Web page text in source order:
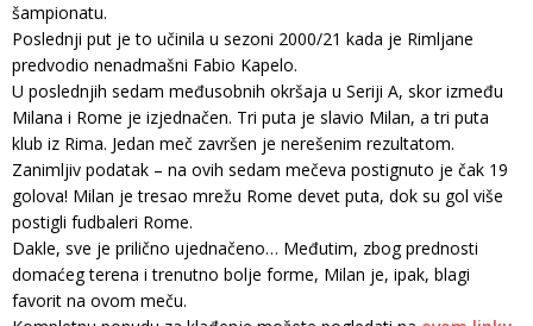
šampionatu.
Poslednji put je to učinila u sezoni 2000/21 kada je Rimljane
predvodio nenadmašni Fabio Kapelo.
U poslednjih sedam međusobnih okršaja u Seriji A, skor između
Milana i Rome je izjednačen. Tri puta je slavio Milan, a tri puta
klub iz Rima. Jedan meč završen je nerešenim rezultatom.
Zanimljiv podatak – na ovih sedam mečeva postignuto je čak 19
golova! Milan je tresao mrežu Rome devet puta, dok su gol više
postigli fudbaleri Rome.
Dakle, sve je prilično ujednačeno… Međutim, zbog prednosti
domaćeg terena i trenutno bolje forme, Milan je, ipak, blagi
favorit na ovom meču.